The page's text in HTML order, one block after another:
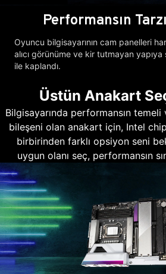
Performansın
Oyuncu bilgisayarının cam panelleri
alıcı görünüme ve kir tutmayan yapıya
ile kaplandı.
Üstün Anakart
Bilgisayarında performansın temeli
bileşeni olan anakart için, Intel
birbirinden farklı opsiyon seni
uygun olanı seç, performansın